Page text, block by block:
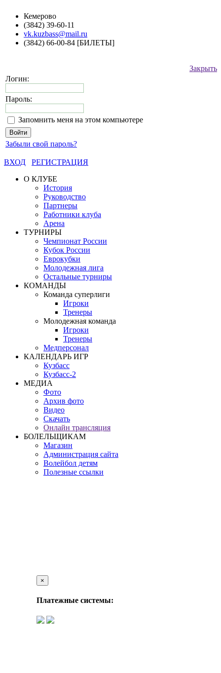
Кемерово
(3842) 39-60-11
vk.kuzbass@mail.ru
(3842) 66-00-84 [БИЛЕТЫ]
Закрыть
Логин:
Пароль:
Запомнить меня на этом компьютере
Забыли свой пароль?
ВХОД
РЕГИСТРАЦИЯ
О КЛУБЕ
История
Руководство
Партнеры
Работники клуба
Арена
ТУРНИРЫ
Чемпионат России
Кубок России
Еврокубки
Молодежная лига
Остальные турниры
КОМАНДЫ
Команда суперлиги
Игроки
Тренеры
Молодежная команда
Игроки
Тренеры
Медперсонал
КАЛЕНДАРЬ ИГР
Кузбасс
Кузбасс-2
МЕДИА
Фото
Архив фото
Видео
Скачать
Онлайн трансляция
БОЛЕЛЬЩИКАМ
Магазин
Администрация сайта
Волейбол детям
Полезные ссылки
×
Платежные системы: